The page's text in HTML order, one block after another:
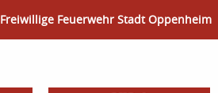
Freiwillige Feuerwehr Stadt Oppenheim